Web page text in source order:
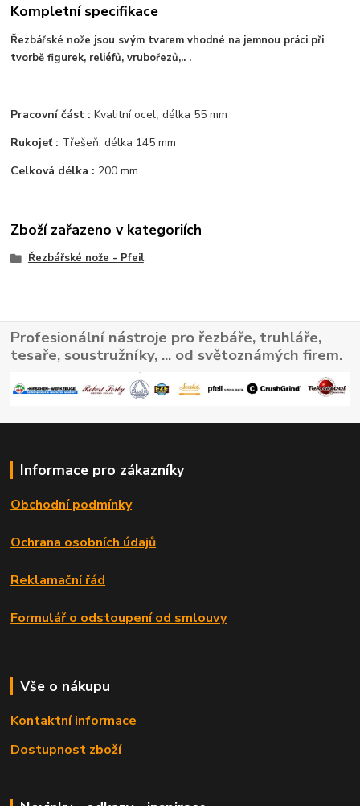
Kompletní specifikace
Řezbářské nože jsou svým tvarem vhodné na jemnou práci při
tvorbě figurek, reliéfů, vrubořezů,.. .
Pracovní část :Kvalitní ocel délka 55 mm
Rukojeť : Třešeň, délka 145 mm
Celková délka : 200 mm
Zboží zařazeno v kategoriích
Řezbářské nože - Pfeil
Profesionální nástroje pro řezbáře, truhláře,
tesaře, soustružníky, ... od světoznámých firem.
Informace pro zákazníky
Obchodní podmínky
Ochrana osobních údajů
Reklamační řád
Formulář o odstoupení od smlouvy
Vše o nákupu
Kontaktní informace
Dostupnost zboží